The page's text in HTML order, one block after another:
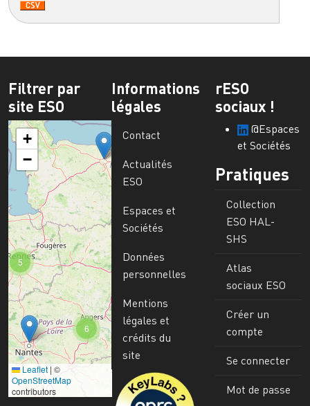
Filtrer par
site ESO
6
5
+
−
Leaflet | ©
OpenStreetMap
contributors
Informations
légales
Contact
Actualités
ESO
Espaces et
Sociétés
Données
personnelles
Mentions
légales et
crédits du
site
Image
rESO
sociaux !
@Espaces
et Sociétés
Pratiques
Collection
ESO HAL-
SHS
Atlas
sociaux ESO
Créer un
compte
Se connecter
Mot de passe